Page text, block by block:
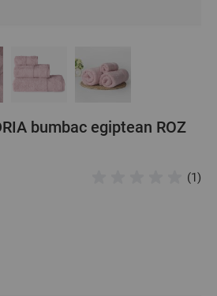
bumbac egiptean ROZ
(1)